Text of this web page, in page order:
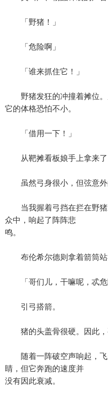
「野猪！」
「危险啊」
「谁来抓住它！」
野猪发狂的冲撞着摊位。
它的体格恐怕不小。
「借用一下！」
从靶摊看板娘手上拿来了
虽然弓身很小，但弦意外
当我握着弓挡在拦在野猪
众中，响起了阵阵悲
鸣。
布伦希尔德则拿着箭筒站
「哥们儿，干嘛呢，忒危
引弓搭箭。
猪的头盖骨很硬。因此，
随着一阵破空声响起，飞
睛，但它奔跑的速度并
没有因此衰减。